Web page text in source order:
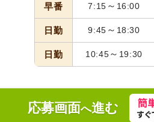
早番 7:15 ～ 16:00
日勤 9:45 ～ 18:30
日勤 10:45～ 19:30
応募画面へ進む